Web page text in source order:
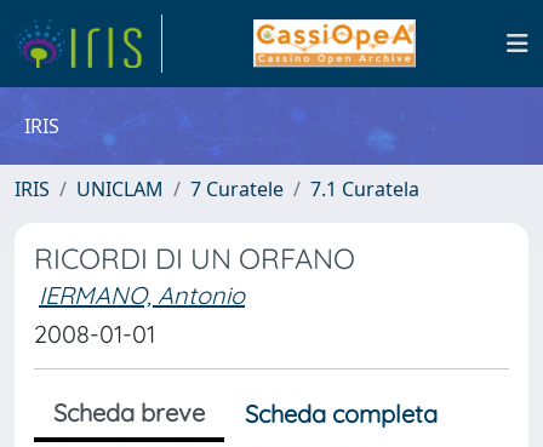
IRIS
IRIS UNICLAM 7 Curatele 7.1 Curatela
RICORDI DI UN ORFANO
IERMANO, Antonio
2008-01-01
Scheda breve
Scheda completa